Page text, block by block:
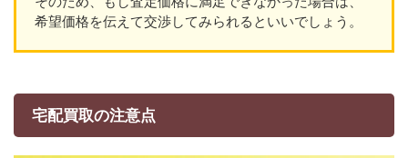
希望価格を伝えて交渉してみられるといいでしょう。
宅配買取の注意点